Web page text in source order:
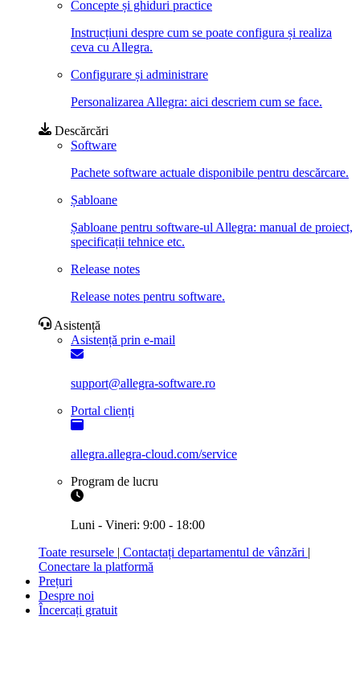
Concepte și ghiduri practice
Instrucțiuni despre cum se poate configura și realiza
ceva cu Allegra.
Configurare și administrare
Personalizarea Allegra: aici descriem cum se face.
Descărcări
Software
Pachete software actuale disponibile pentru descărcare.
Șabloane
Șabloane pentru software-ul Allegra: manual de proiect,
specificații tehnice etc.
Release notes
Release notes pentru software.
Asistență
Asistență prin e-mail
support@allegra-software.ro
Portal clienți
allegra.allegra-cloud.com/service
Program de lucru
Luni - Vineri: 9:00 - 18:00
Toate resursele | Contactați departamentul de vânzări |
Conectare la platformă
Prețuri
Despre noi
Încercați gratuit